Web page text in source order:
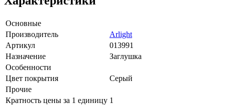
Основные
Производитель
Arlight
Артикул
013991
Назначение
Заглушка
Особенности
Цвет покрытия
Серый
Прочие
Кратность цены за 1 единицу 1